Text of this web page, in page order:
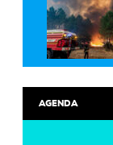
AGENDA